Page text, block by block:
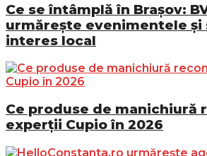
Ce se întâmplă în Brașov:
urmărește evenimentele și
interes local
Ce produse de manichiură
experții Cupio în 2026